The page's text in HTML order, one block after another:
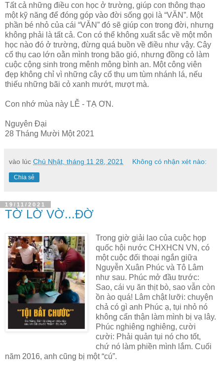
Tất cả những điều con học ở trường, giúp con thông thạo
một kỹ năng để đóng góp vào đời sống gọi là “VĂN”. Một
phần bé nhỏ của cái “VĂN” đó sẽ giúp con trong đời, nhưng
không phải là tất cả. Con có thể không xuất sắc về một môn
học nào đó ở trường, đừng quá buồn về điều như vậy. Cây
cổ thụ cao lớn oằn mình trong bão gió, nhưng đồng cỏ làm
cuộc cộng sinh trong mênh mông bình an. Một công viên
đẹp không chỉ vì những cây cổ thụ um tùm nhánh lá, nếu
thiếu những bãi cỏ xanh mướt, mượt mà.
Con nhớ mùa này LỄ - TẠ ƠN.
Nguyên Đại
28 Tháng Mười Một 2021
vào lúc Chủ Nhật, tháng 11 28, 2021 Không có nhận xét nào:
Chia sẻ
19/11/2021
TỜ LỜ VỜ...ĐỜ
Trong giờ giải lao của cuộc họp
quốc hội nước CHXHCN VN, có
một cuộc đối thoại ngắn giữa
Nguyễn Xuân Phúc và Tô Lâm
như sau. Phúc mở đầu trước:
Sao, cái vụ ăn thịt bò, sao vẫn còn
ồn ào quá! Lâm chật lưỡi: chuyện
chả có gì anh Phúc ạ, tụi nhỏ nó
không cẩn thận làm mình bị vạ lây.
Phúc nghiêng nghiêng, cười
cười: Phải quản tụi nó cho tốt,
chứ nó làm phiền mình lắm. Cuối
năm 2016, anh cũng bị một “cú”.